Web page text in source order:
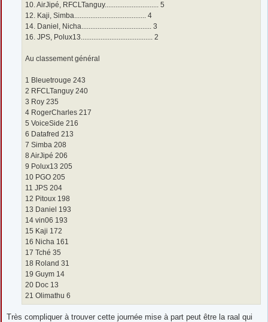
10. AirJipé, RFCLTanguy.............................. 5
12. Kaji, Simba........................................ 4
14. Daniel, Nicha....................................... 3
16. JPS, Polux13........................................ 2
Au classement général
1 Bleuetrouge 243
2 RFCLTanguy 240
3 Roy 235
4 RogerCharles 217
5 VoiceSide 216
6 Datafred 213
7 Simba 208
8 AirJipé 206
9 Polux13 205
10 PGO 205
11 JPS 204
12 Pitoux 198
13 Daniel 193
14 vin06 193
15 Kaji 172
16 Nicha 161
17 Tché 35
18 Roland 31
19 Guym 14
20 Doc 13
21 Olimathu 6
Très compliquer à trouver cette journée mise à part peut être la raal qui